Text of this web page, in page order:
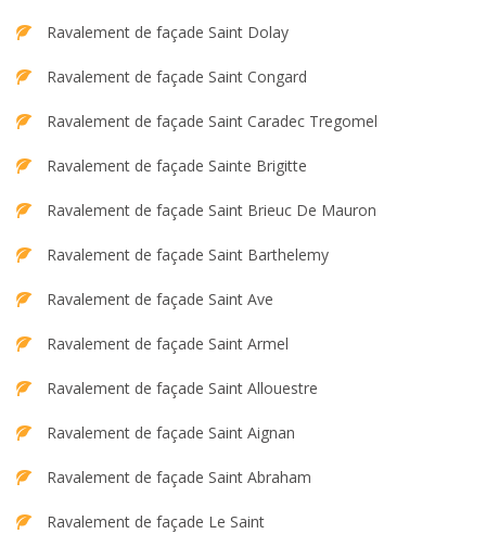
Ravalement de façade Saint Dolay
Ravalement de façade Saint Congard
Ravalement de façade Saint Caradec Tregomel
Ravalement de façade Sainte Brigitte
Ravalement de façade Saint Brieuc De Mauron
Ravalement de façade Saint Barthelemy
Ravalement de façade Saint Ave
Ravalement de façade Saint Armel
Ravalement de façade Saint Allouestre
Ravalement de façade Saint Aignan
Ravalement de façade Saint Abraham
Ravalement de façade Le Saint